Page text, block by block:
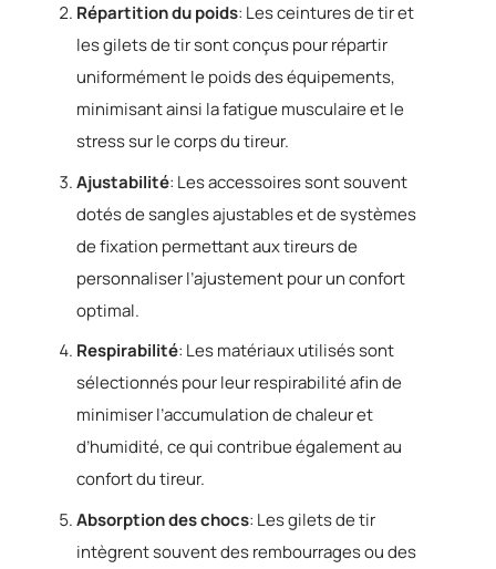
Répartition du poids: Les ceintures de tir et
les gilets de tir sont conçus pour répartir
uniformément le poids des équipements,
minimisant ainsi la fatigue musculaire et le
stress sur le corps du tireur.
Ajustabilité: Les accessoires sont souvent
dotés de sangles ajustables et de systèmes
de fixation permettant aux tireurs de
personnaliser l’ajustement pour un confort
optimal.
Respirabilité: Les matériaux utilisés sont
sélectionnés pour leur respirabilité afin de
minimiser l’accumulation de chaleur et
d’humidité, ce qui contribue également au
confort du tireur.
Absorption des chocs: Les gilets de tir
intègrent souvent des rembourrages ou des